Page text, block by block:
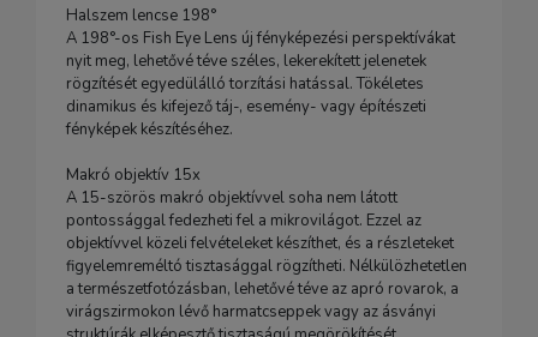
Halszem lencse 198°
A 198°-os Fish Eye Lens új fényképezési perspektívákat
nyit meg, lehetővé téve széles, lekerekített jelenetek
rögzítését egyedülálló torzítási hatással. Tökéletes
dinamikus és kifejező táj-, esemény- vagy építészeti
fényképek készítéséhez.
Makró objektív 15x
A 15-szörös makró objektívvel soha nem látott
pontossággal fedezheti fel a mikrovilágot. Ezzel az
objektívvel közeli felvételeket készíthet, és a részleteket
figyelemreméltó tisztasággal rögzítheti. Nélkülözhetetlen
a természetfotózásban, lehetővé téve az apró rovarok, a
virágszirmokon lévő harmatcseppek vagy az ásványi